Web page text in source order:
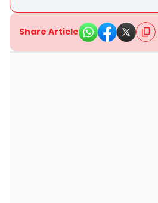
Share Article